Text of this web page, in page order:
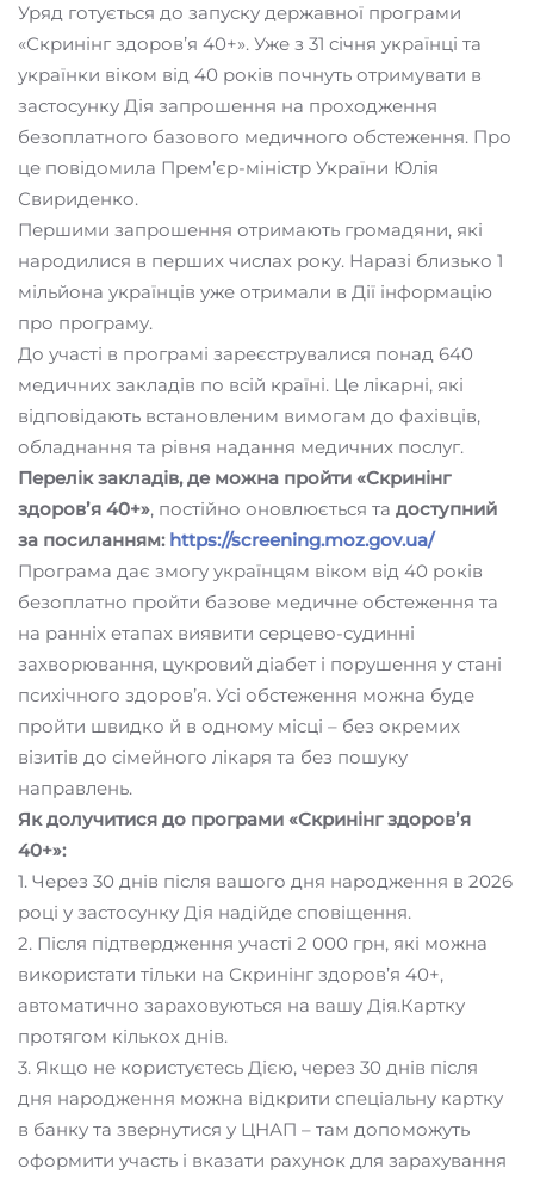
Уряд готується до запуску державної програми
«Скринінг здоровʼя 40+». Уже з 31 січня українці та
українки віком від 40 років почнуть отримувати в
застосунку Дія запрошення на проходження
безоплатного базового медичного обстеження. Про
це повідомила Прем’єр-міністр України Юлія
Свириденко.
Першими запрошення отримають громадяни, які
народилися в перших числах року. Наразі близько 1
мільйона українців уже отримали в Дії інформацію
про програму.
До участі в програмі зареєструвалися понад 640
медичних закладів по всій країні. Це лікарні, які
відповідають встановленим вимогам до фахівців,
обладнання та рівня надання медичних послуг.
Перелік закладів, де можна пройти «Скринінг
здоровʼя 40+», постійно оновлюється та доступний
за посиланням: https://screening.moz.gov.ua/
Програма дає змогу українцям віком від 40 років
безоплатно пройти базове медичне обстеження та
на ранніх етапах виявити серцево-судинні
захворювання, цукровий діабет і порушення у стані
психічного здоровʼя. Усі обстеження можна буде
пройти швидко й в одному місці – без окремих
візитів до сімейного лікаря та без пошуку
направлень.
Як долучитися до програми «Скринінг здоровʼя
40+»:
1. Через 30 днів після вашого дня народження в 2026
році у застосунку Дія надійде сповіщення.
2. Після підтвердження участі 2 000 грн, які можна
використати тільки на Скринінг здоров’я 40+,
автоматично зараховуються на вашу Дія.Картку
протягом кількох днів.
3. Якщо не користуєтесь Дією, через 30 днів після
дня народження можна відкрити спеціальну картку
в банку та звернутися у ЦНАП – там допоможуть
оформити участь і вказати рахунок для зарахування